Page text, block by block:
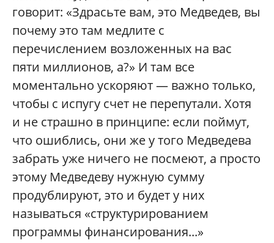
говорит: «Здрасьте вам, это Медведев, вы
почему это там медлите с
перечислением возложенных на вас
пяти миллионов, а?» И там все
моментально ускоряют — важно только,
чтобы с испугу счет не перепутали. Хотя
и не страшно в принципе: если поймут,
что ошиблись, они же у того Медведева
забрать уже ничего не посмеют, а просто
этому Медведеву нужную сумму
продублируют, это и будет у них
называться «структурированием
программы финансирования...»